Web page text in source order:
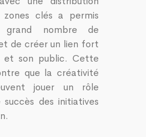
clés a permis
nombre de
de créer un lien fort
et son public. Cette
que la créativité
jouer un rôle
des initiatives